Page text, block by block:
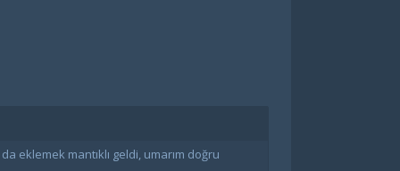
eklemek mantıklı geldi, umarım doğru